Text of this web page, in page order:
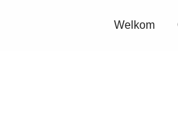
Welkom